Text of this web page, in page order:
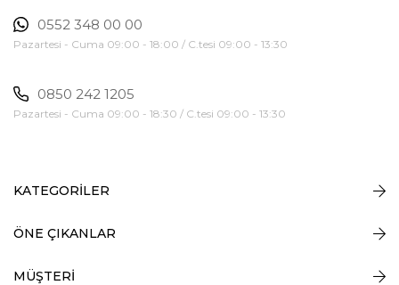
0552 348 00 00
Pazartesi - Cuma 09:00 - 18:00 / C.tesi 09:00 - 13:30
0850 242 1205
Pazartesi - Cuma 09:00 - 18:30 / C.tesi 09:00 - 13:30
KATEGORİLER
ÖNE ÇIKANLAR
MÜŞTERİ